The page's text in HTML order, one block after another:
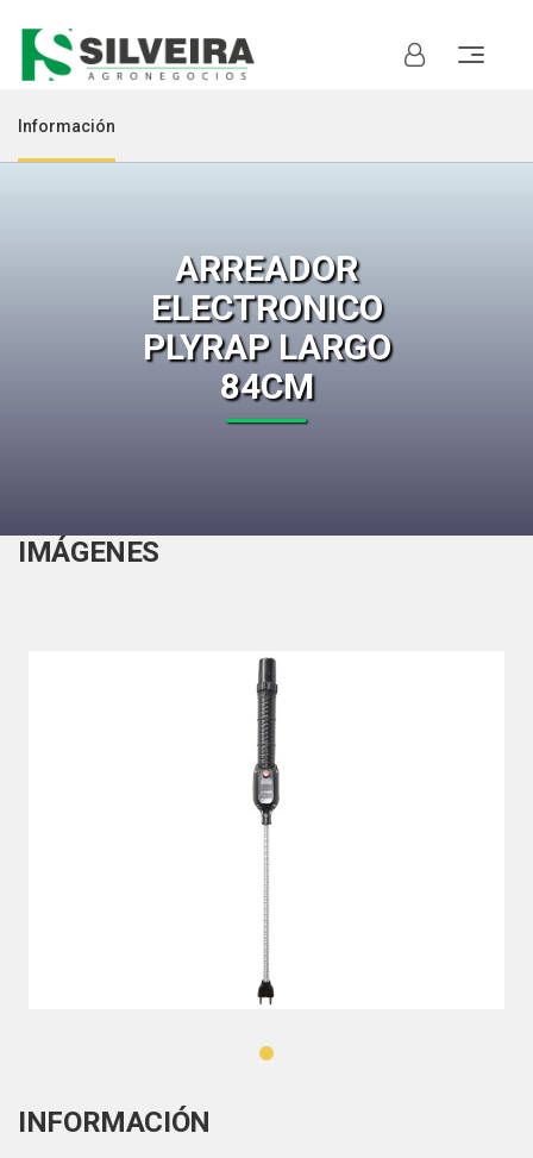
ARREADOR
ELECTRONICO
PLYRAP LARGO
84CM
Información
IMÁGENES